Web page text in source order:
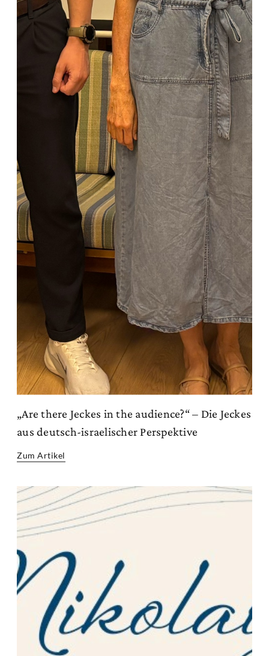
„Are there Jeckes in the audience?“ – Die Jeckes
aus deutsch-israelischer Perspektive
Zum Artikel